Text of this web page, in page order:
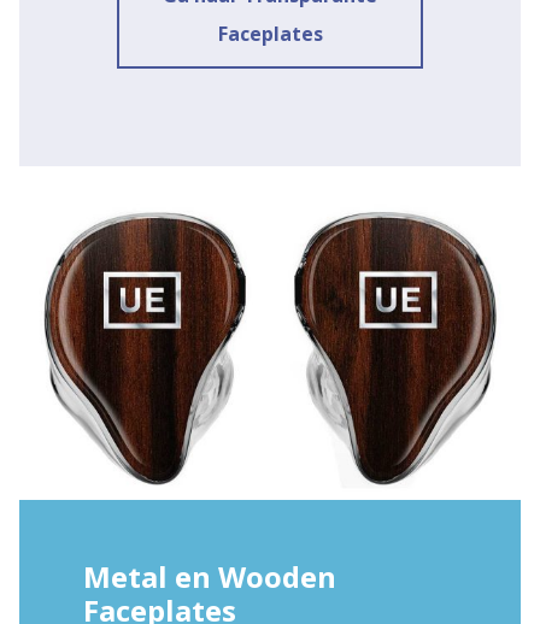
Faceplates
Metal en Wooden
Faceplates